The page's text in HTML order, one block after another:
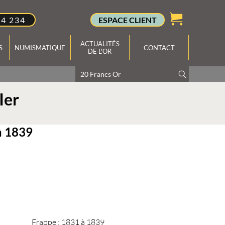
234 ESPACE CLIENT
NUMISMATIQUE
ACTUALITÉS
DE L'OR
CONTACT
1839
Frappe : 1831 à 1839